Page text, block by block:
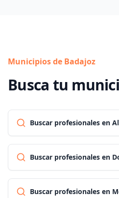
Municipios de Badajoz
Busca tu
Buscar profesionales en
Buscar profesionales en
Buscar profesionales en